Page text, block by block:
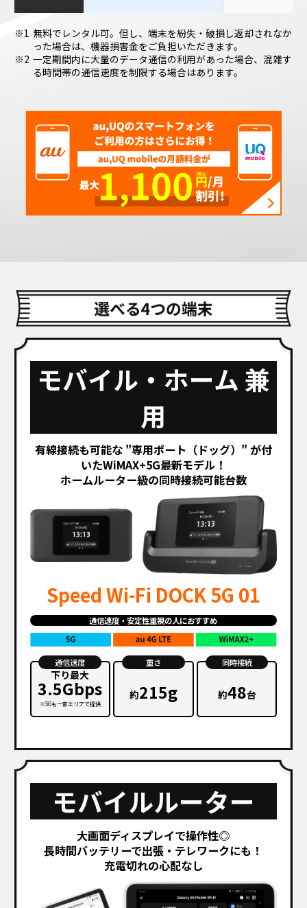
無料でレンタル可。但し、端末を紛失・破損し返却されなか
った場合は、機器損害金をご負担いただきます。
一定期間内に大量のデータ通信の利用があった場合、混雑す
る時間帯の通信速度を制限する場合はあります。
モバイル・ホーム 兼
用
有線接続も可能な "専用ポート（ドッグ）" が付
いたWiMAX+5G最新モデル！
ホームルーター級の同時接続可能台数
Speed Wi-Fi DOCK 5G 01
通信速度・安定性重視の人におすすめ
通信速度
下り最大
3.5Gbps
※5Gも一部エリアで提供
重さ
約215g
同時接続
約48台
モバイルルーター
大画面ディスプレイで操作性◎
長時間バッテリーで出張・テレワークにも！
充電切れの心配なし